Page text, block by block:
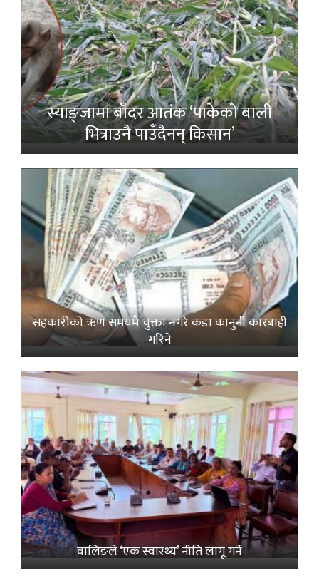
स्याङ्जामा बाँदर आतंक ‘पाकेको बाली
भित्राउनै पाउँदैनन् किसान’
सहकारीको ऋण समयमै चुक्ता नगरे कडा कानुनी कारबाही
गरिने
वालिङले ‘एक स्वास्थ्य’ नीति लागू गर्ने